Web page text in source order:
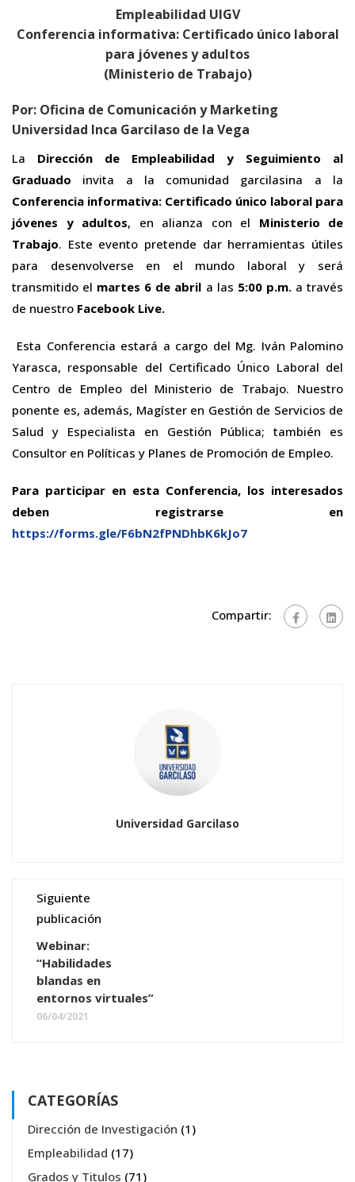
Empleabilidad UIGV
Conferencia informativa: Certificado único laboral
para jóvenes y adultos
(Ministerio de Trabajo)
Por: Oficina de Comunicación y Marketing
Universidad Inca Garcilaso de la Vega
La Dirección de Empleabilidad y Seguimiento al
Graduado invita a la comunidad garcilasina a la
Conferencia informativa: Certificado único laboral para
jóvenes y adultos, en alianza con el Ministerio de
Trabajo. Este evento pretende dar herramientas útiles
para desenvolverse en el mundo laboral y será
transmitido el martes 6 de abril a las 5:00 p.m.a través
de nuestro Facebook Live.
Esta Conferencia estará a cargo del Mg. Iván Palomino
Yarasca, responsable del Certificado Único Laboral del
Centro de Empleo del Ministerio de Trabajo. Nuestro
ponente es, además, Magíster en Gestión de Servicios de
Salud y Especialista en Gestión Pública; también es
Consultor en Políticas y Planes de Promoción de Empleo.
Para participar en esta Conferencia, los interesados
deben registrarse en
https://forms.gle/F6bN2fPNDhbK6kJo7
Compartir:
Universidad Garcilaso
Siguiente
publicación
Webinar:
“Habilidades
blandas en
entornos virtuales”
06/04/2021
CATEGORÍAS
Dirección de Investigación (1)
Empleabilidad (17)
Grados y Titulos (71)